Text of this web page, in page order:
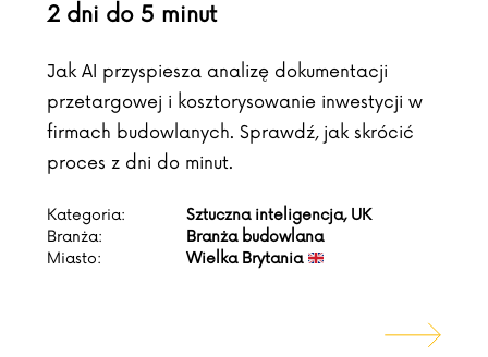
2 dni do 5 minut
Jak AI przyspiesza analizę dokumentacji
przetargowej i kosztorysowanie inwestycji w
firmach budowlanych. Sprawdź, jak skrócić
proces z dni do minut.
Kategoria:
Sztuczna inteligencja, UK
Branża:
Branża budowlana
Miasto:
Wielka Brytania